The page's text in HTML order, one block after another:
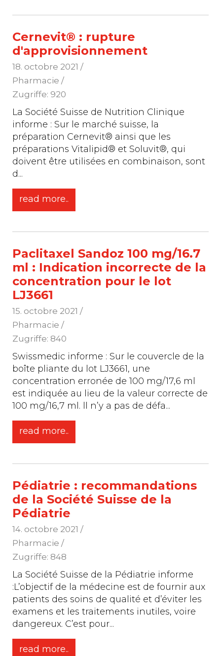
Cernevit® : rupture
d'approvisionnement
18. octobre 2021 /
Pharmacie /
Zugriffe: 920
La Société Suisse de Nutrition Clinique
informe : Sur le marché suisse, la
préparation Cernevit® ainsi que les
préparations Vitalipid® et Soluvit®, qui
doivent être utilisées en combinaison, sont
d...
read more..
Paclitaxel Sandoz 100 mg/16.7
ml : Indication incorrecte de la
concentration pour le lot
LJ3661
15. octobre 2021 /
Pharmacie /
Zugriffe: 840
Swissmedic informe : Sur le couvercle de la
boîte pliante du lot LJ3661, une
concentration erronée de 100 mg/17,6 ml
est indiquée au lieu de la valeur correcte de
100 mg/16,7 ml. ll n’y a pas de défa...
read more..
Pédiatrie : recommandations
de la Société Suisse de la
Pédiatrie
14. octobre 2021 /
Pharmacie /
Zugriffe: 848
La Société Suisse de la Pédiatrie informe
:L’objectif de la médecine est de fournir aux
patients des soins de qualité et d’éviter les
examens et les traitements inutiles, voire
dangereux. C’est pour...
read more..